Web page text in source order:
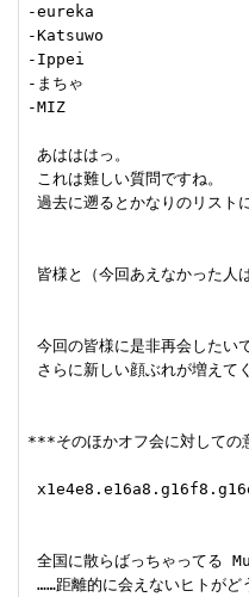
-eureka
-Katsuwo
-Ippei
-まちゃ
-MIZ
あはははっ。
これは難しい質問ですね。
過去に遡るとかなりのリスト
皆様と（今回あえなかった人
今回の皆様に是非再会したい
さらに新しい顔ぶれが増えて
***そのほかオフ会に対して
全国に散らばっちゃってる
……距離的に会えないヒトが